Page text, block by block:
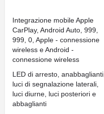
Integrazione mobile Apple
CarPlay, Android Auto, 999,
999, 0, Apple - connessione
wireless e Android -
connessione wireless
LED di arresto, anabbaglianti,
luci di segnalazione laterali,
luci diurne, luci posteriori e
abbaglianti